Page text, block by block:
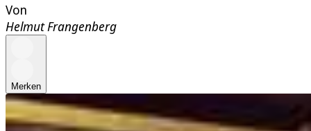
Von
Helmut Frangenberg
Merken